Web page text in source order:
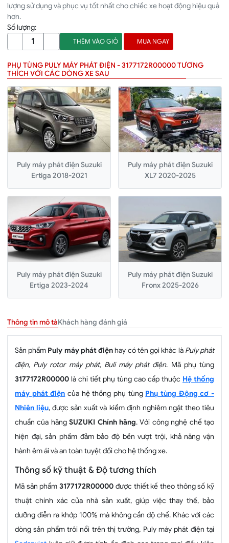
lượng sử dụng và phục vụ tốt nhất cho chiếc xe hoạt động hiệu quả
hơn.
Số lượng:
THÊM VÀO GIỎ MUA NGAY
PHỤ TÙNG PULY MÁY PHÁT ĐIỆN - 3177172R00000 TƯƠNG
THÍCH VỚI CÁC DÒNG XE SAU
Puly máy phát điện Suzuki
Ertiga 2018-2021
Puly máy phát điện Suzuki
XL7 2020-2025
Puly máy phát điện Suzuki
Ertiga 2023-2024
Puly máy phát điện Suzuki
Fronx 2025-2026
Thông tin mô tảKhách hàng đánh giá
Sản phẩm Puly máy phát điệnhay có tên gọi khác là Puly phát
điện, Puly rotor máy phát, Buli máy phát điện. Mã phụ tùng
3177172R00000 là chi tiết phụ tùng cao cấp thuộc Hệ thống
máy phát điện của hệ thống phụ tùng Phụ tùng Động cơ -
Nhiên liệu, được sản xuất và kiểm định nghiêm ngặt theo tiêu
chuẩn của hãngSUZUKI Chính hãng. Với công nghệ chế tạo
hiện đại, sản phẩm đảm bảo độ bền vượt trội, khả năng vận
hành êm ái và an toàn tuyệt đối cho hệ thống xe.
Thông số kỹ thuật & Độ tương thích
Mã sản phẩm3177172R00000 được thiết kế theo thông số kỹ
thuật chính xác của nhà sản xuất, giúp việc thay thế, bảo
dưỡng diễn ra khớp 100% mà không cần độ chế. Khác với các
dòng sản phẩm trôi nổi trên thị trường, Puly máy phát điện tại